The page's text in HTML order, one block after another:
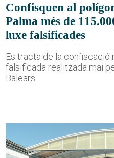
Confisquen al
Palma més de
luxe falsificades
Es tracta de la confiscació
falsificada realitzada mai
Balears